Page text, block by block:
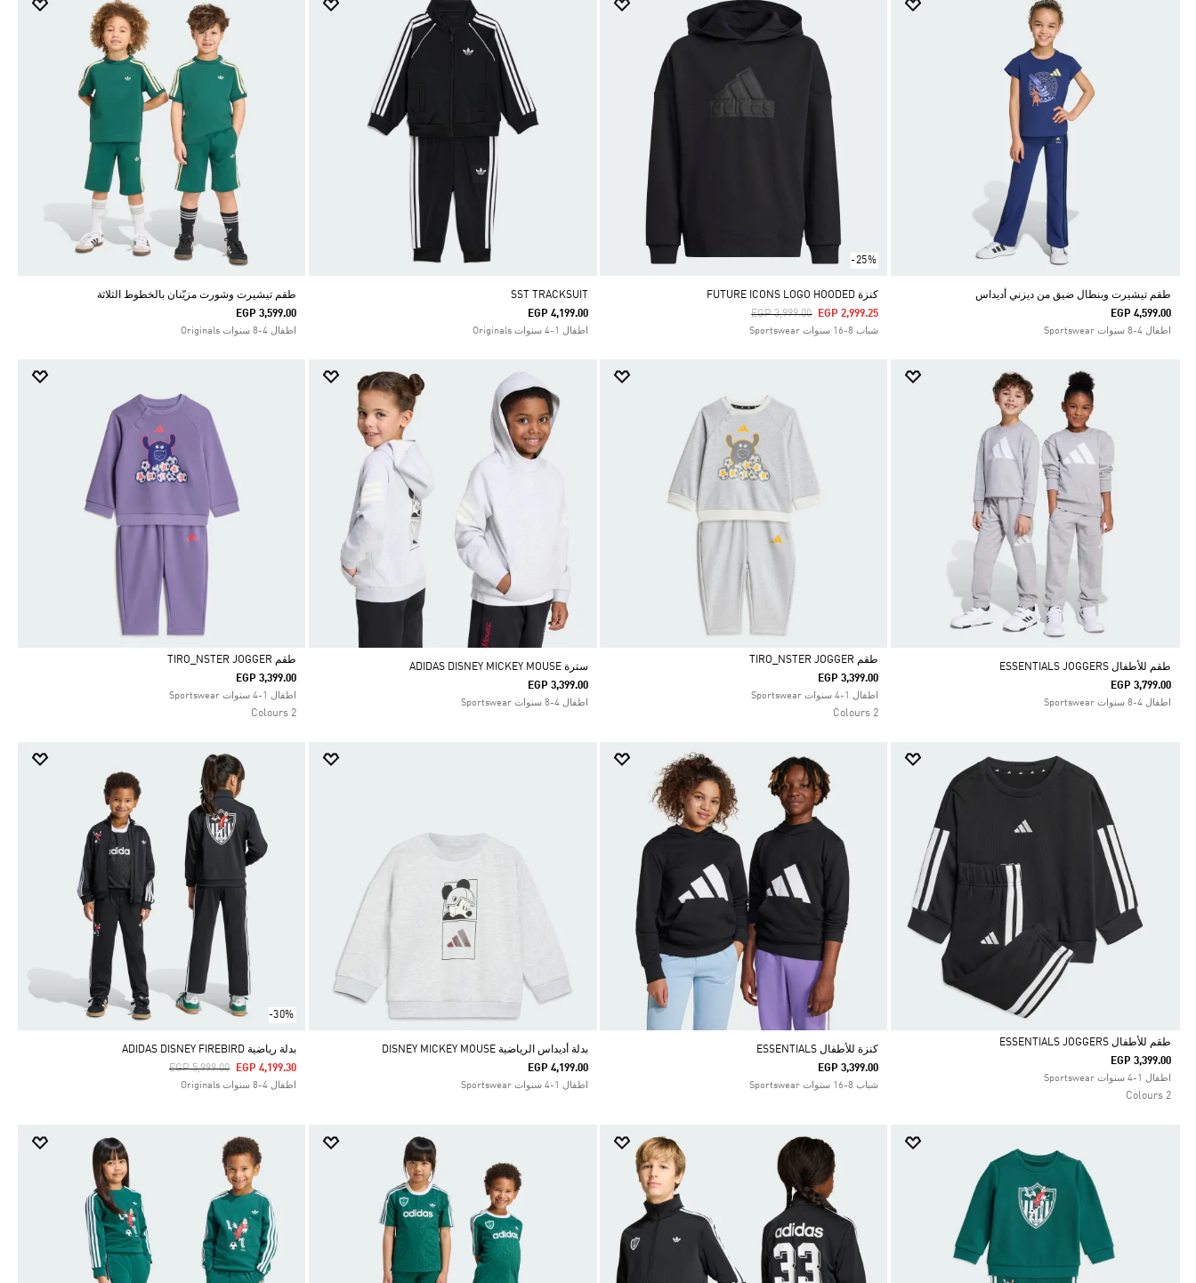
طقم تيشيرت وبنطال ضيق من ديزني أديداس
EGP 4,599.00
اطفال 4-8 سنوات Sportswear
-25%
كنزة FUTURE ICONS LOGO HOODED
Price Reduced From
EGP 3,999.00ToEGP 2,999.25
شباب 8-16 سنوات Sportswear
SST TRACKSUIT
EGP 4,199.00
اطفال 1-4 سنوات Originals
طقم تيشيرت وشورت مزيّنان بالخطوط الثلاثة
EGP 3,599.00
اطفال 4-8 سنوات Originals
طقم للأطفال ESSENTIALS JOGGERS
EGP 3,799.00
اطفال 4-8 سنوات Sportswear
Selected
طقم TIRO_NSTER JOGGER
EGP 3,399.00
اطفال 1-4 سنوات Sportswear
2 Colours
سترة ADIDAS DISNEY MICKEY MOUSE
EGP 3,399.00
اطفال 4-8 سنوات Sportswear
Selected
طقم TIRO_NSTER JOGGER
EGP 3,399.00
اطفال 1-4 سنوات Sportswear
2 Colours
Selected
طقم للأطفال ESSENTIALS JOGGERS
EGP 3,399.00
اطفال 1-4 سنوات Sportswear
2 Colours
كنزة للأطفال ESSENTIALS
EGP 3,399.00
شباب 8-16 سنوات Sportswear
بدلة أديداس الرياضية DISNEY MICKEY MOUSE
EGP 4,199.00
اطفال 1-4 سنوات Sportswear
-30%
بدلة رياضية ADIDAS DISNEY FIREBIRD
Price Reduced From
EGP 5,999.00ToEGP 4,199.30
اطفال 4-8 سنوات Originals